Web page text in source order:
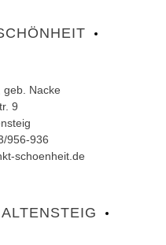
geb. Nacke
9
956-936
schoenheit.de